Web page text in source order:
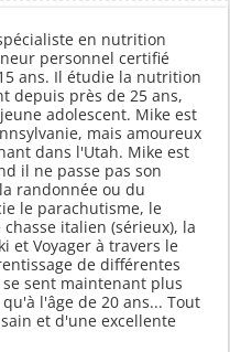
en nutrition
personnel certifié
ans. Il étudie la nutrition
depuis près de 25 ans,
adolescent. Mike est
mais amoureux
dans l'Utah. Mike est
il ne passe pas son
randonnée ou du
le parachutisme, le
italien (sérieux), la
et Voyager à travers le
de différentes
sent maintenant plus
l'âge de 20 ans... Tout
et d'une excellente